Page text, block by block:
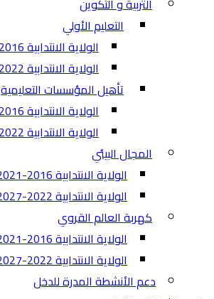
التربية و التكوين
التعليم الأولي
الولاية الانتدابية 2016-2021
الولاية الانتدابية 2022-2027
تأهيل المؤسسات التعليمية
الولاية الانتدابية 2016-2021
الولاية الانتدابية 2022-2027
المجال البيئي
الولاية الانتدابية 2016-2021
الولاية الانتدابية 2022-2027
كهربة العالم القروي
الولاية الانتدابية 2016-2021
الولاية الانتدابية 2022-2027
دعم الأنشطة المدرة للدخل